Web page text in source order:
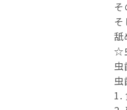
舐
☆
虫
1.